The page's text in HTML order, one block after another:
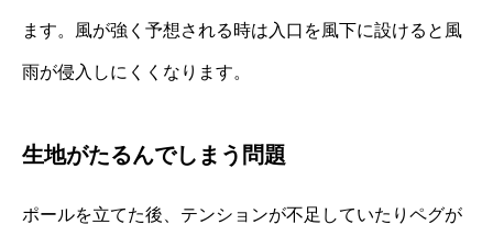
ます。風が強く予想される時は入口を風下に設けると風
雨が侵入しにくくなります。
生地がたるんでしまう問題
ポールを立てた後、テンションが不足していたりペグが